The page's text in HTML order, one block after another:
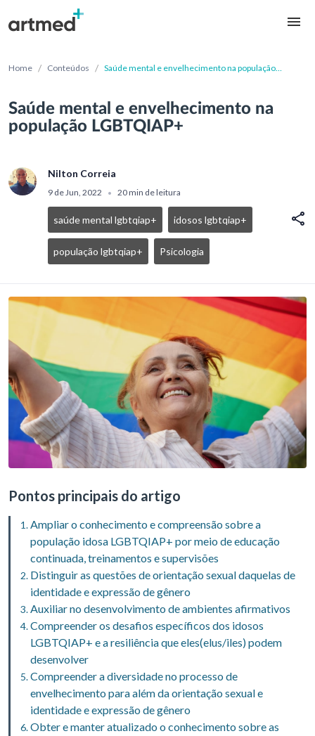
Home / Conteúdos / Saúde mental e envelhecimento na população
Saúde mental e envelhecimento na
população LGBTQIAP+
Nilton Correia
9 de Jun, 2022 • 20 min de leitura
saúde mental lgbtqiap+ idosos lgbtqiap+
população lgbtqiap+ Psicologia
Pontos principais do artigo
Ampliar o conhecimento e compreensão sobre a
população idosa LGBTQIAP+ por meio de educação
continuada, treinamentos e supervisões
Distinguir as questões de orientação sexual daquelas de
identidade e expressão de gênero
Auxiliar no desenvolvimento de ambientes afirmativos
Compreender os desafios específicos dos idosos
LGBTQIAP+ e a resiliência que eles(elus/iles) podem
desenvolver
Compreender a diversidade no processo de
envelhecimento para além da orientação sexual e
identidade e expressão de gênero
Obter e manter atualizado o conhecimento sobre as